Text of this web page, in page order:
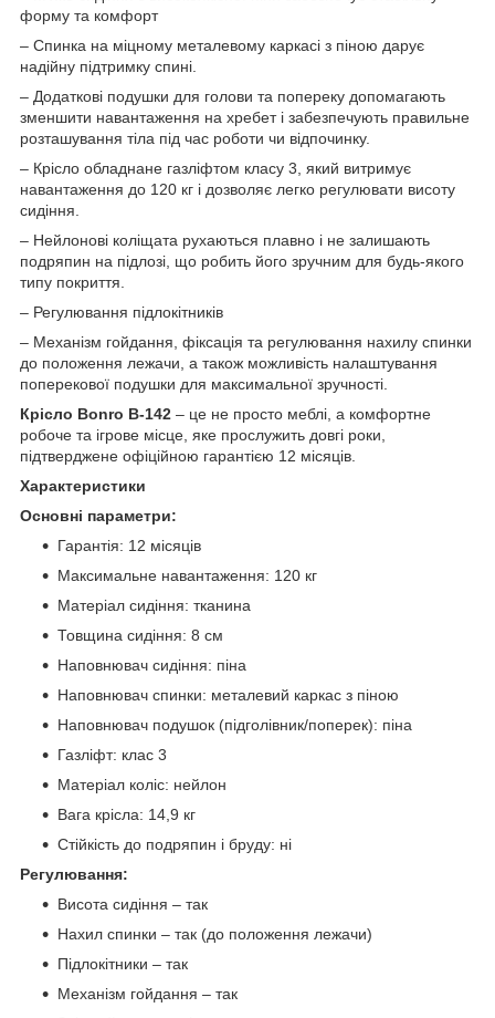
форму та комфорт
– Спинка на міцному металевому каркасі з піною дарує
надійну підтримку спині.
– Додаткові подушки для голови та попереку допомагають
зменшити навантаження на хребет і забезпечують правильне
розташування тіла під час роботи чи відпочинку.
– Крісло обладнане газліфтом класу 3, який витримує
навантаження до 120 кг і дозволяє легко регулювати висоту
сидіння.
– Нейлонові коліщата рухаються плавно і не залишають
подряпин на підлозі, що робить його зручним для будь-якого
типу покриття.
– Регулювання підлокітників
– Механізм гойдання, фіксація та регулювання нахилу спинки
до положення лежачи, а також можливість налаштування
поперекової подушки для максимальної зручності.
Крісло Bonro B-142 – це не просто меблі, а комфортне
робоче та ігрове місце, яке прослужить довгі роки,
підтверджене офіційною гарантією 12 місяців.
Характеристики
Основні параметри:
Гарантія: 12 місяців
Максимальне навантаження: 120 кг
Матеріал сидіння: тканина
Товщина сидіння: 8 см
Наповнювач сидіння: піна
Наповнювач спинки: металевий каркас з піною
Наповнювач подушок (підголівник/поперек): піна
Газліфт: клас 3
Матеріал коліс: нейлон
Вага крісла: 14,9 кг
Стійкість до подряпин і бруду: ні
Регулювання:
Висота сидіння – так
Нахил спинки – так (до положення лежачи)
Підлокітники – так
Механізм гойдання – так